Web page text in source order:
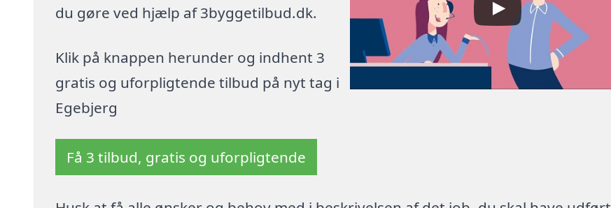
du gøre ved hjælp af 3byggetilbud.dk.
Klik på knappen herunder og indhent 3
gratis og uforpligtende tilbud på nyt tag i
Egebjerg
Få 3 tilbud, gratis og uforpligtende